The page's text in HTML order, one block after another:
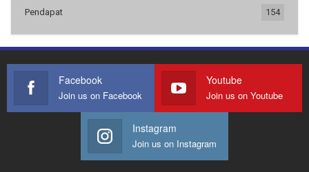
Pendapat 154
Facebook
Join us on Facebook
Youtube
Join us on Youtube
Instagram
Join us on Instagram